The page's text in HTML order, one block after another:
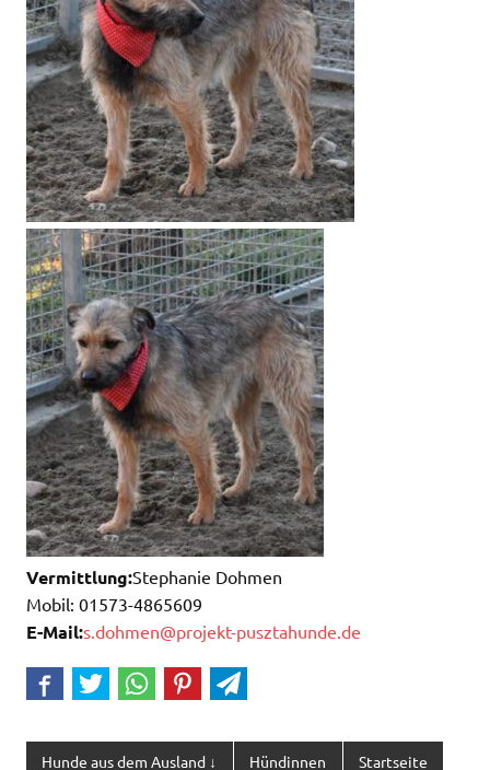
Vermittlung:Stephanie Dohmen
Mobil: 01573-4865609
E-Mail:s.dohmen@projekt-pusztahunde.de
Hunde aus dem Ausland ↓ Hündinnen Startseite